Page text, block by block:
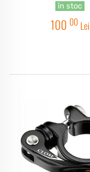
în stoc
100 00 Lei